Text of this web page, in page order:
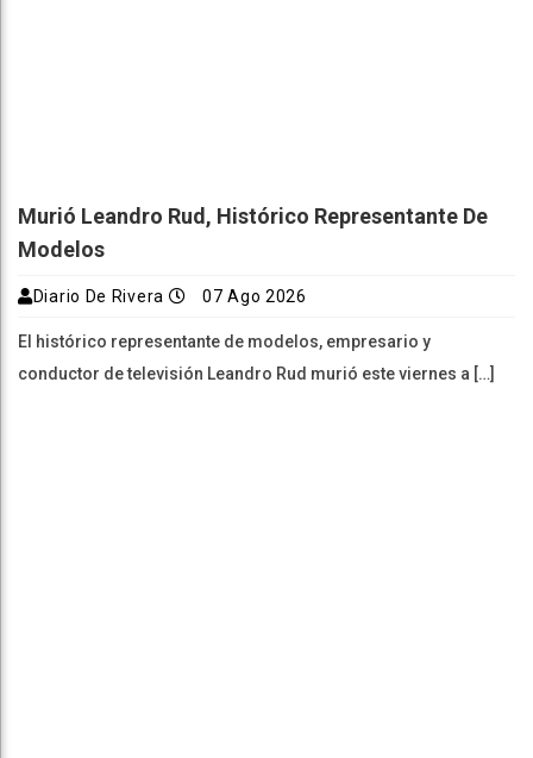
Murió Leandro Rud, Histórico Representante De
Modelos
Diario De Rivera 07 Ago 2026
El histórico representante de modelos, empresario y
conductor de televisión Leandro Rud murió este viernes a […]